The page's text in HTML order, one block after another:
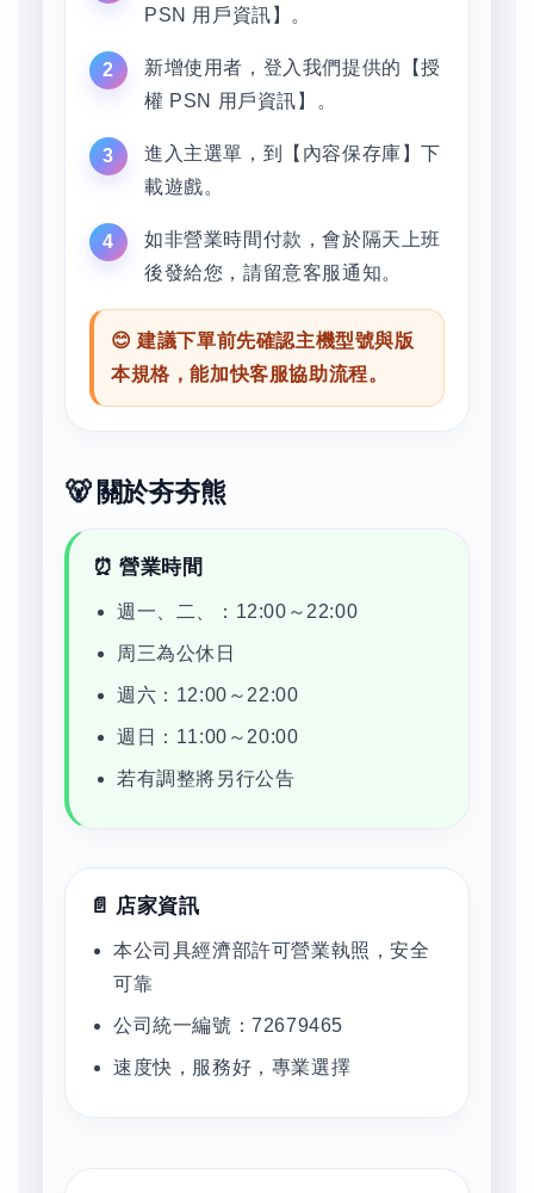
PSN 用戶資訊】。
新增使用者，登入我們提供的【授
權 PSN 用戶資訊】。
進入主選單，到【內容保存庫】下
載遊戲。
如非營業時間付款，會於隔天上班
後發給您，請留意客服通知。
😊 建議下單前先確認主機型號與版
本規格，能加快客服協助流程。
🐻 關於夯夯熊
⏰ 營業時間
週一、二、：12:00～22:00
周三為公休日
週六：12:00～22:00
週日：11:00～20:00
若有調整將另行公告
📄 店家資訊
本公司具經濟部許可營業執照，安全
可靠
公司統一編號：72679465
速度快，服務好，專業選擇